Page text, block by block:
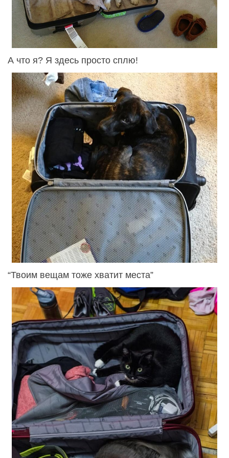
А что я? Я здесь просто сплю!
“Твоим вещам тоже хватит места”